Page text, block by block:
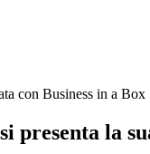
con Business in a Box
presenta la